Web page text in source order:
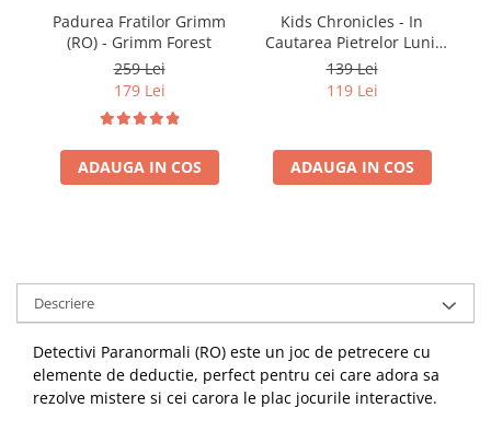
Padurea Fratilor Grimm
(RO) - Grimm Forest
259 Lei
179 Lei
ADAUGA IN COS
Kids Chronicles - In
Cautarea Pietrelor Lunii
(RO)
139 Lei
119 Lei
ADAUGA IN COS
Descriere
Detectivi Paranormali (RO) este un joc de petrecere cu
elemente de deductie, perfect pentru cei care adora sa
rezolve mistere si cei carora le plac jocurile interactive.